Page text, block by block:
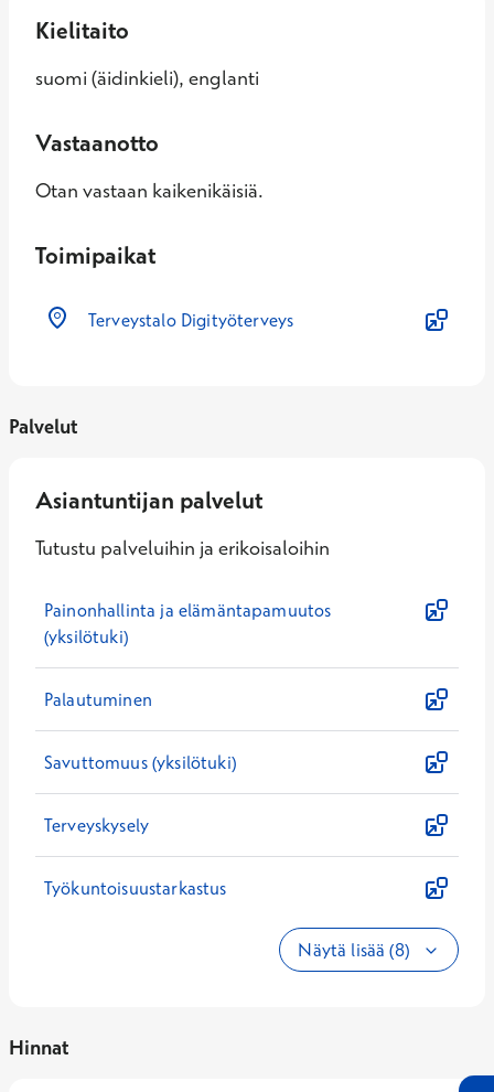
Kielitaito
suomi (äidinkieli), englanti
Vastaanotto
Otan vastaan kaikenikäisiä.
Toimipaikat
Terveystalo Digityöterveys
Palvelut
Asiantuntijan palvelut
Tutustu palveluihin ja erikoisaloihin
Painonhallinta ja elämäntapamuutos
(yksilötuki)
Palautuminen
Savuttomuus (yksilötuki)
Terveyskysely
Työkuntoisuustarkastus
Näytä lisää (8)
Hinnat